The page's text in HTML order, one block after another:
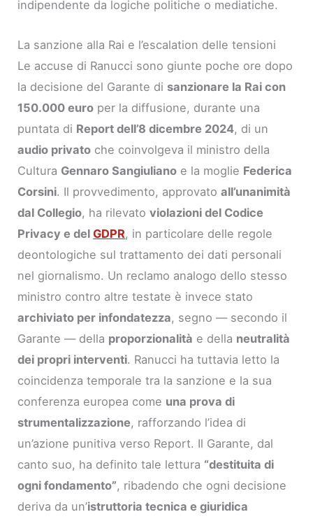
indipendente da logiche politiche o mediatiche.
La sanzione alla Rai e l’escalation delle tensioni
Le accuse di Ranucci sono giunte poche ore dopo
la decisione del Garante di sanzionare la Rai con
150.000 euro per la diffusione, durante una
puntata di Report dell’8 dicembre 2024, di un
audio privato che coinvolgeva il ministro della
Cultura Gennaro Sangiuliano e la moglie Federica
Corsini. Il provvedimento, approvatoall’unanimità
dal Collegio, ha rilevatoviolazioni del Codice
Privacy e delGDPR, in particolare delle regole
deontologiche sul trattamento dei dati personali
nel giornalismo. Un reclamo analogo dello stesso
ministro contro altre testate è invece stato
archiviato per infondatezza, segno — secondo il
Garante — della proporzionalità e della neutralità
dei propri interventi. Ranucci ha tuttavia letto la
coincidenza temporale tra la sanzione e la sua
conferenza europea come una prova di
strumentalizzazione, rafforzando l’idea di
un’azione punitiva verso Report. Il Garante, dal
canto suo, ha definito tale lettura “destituita di
ogni fondamento”, ribadendo che ogni decisione
deriva da un’istruttoria tecnica e giuridica